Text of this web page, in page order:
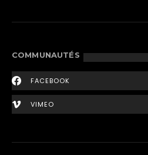
COMMUNAUTÉS
FACEBOOK
VIMEO